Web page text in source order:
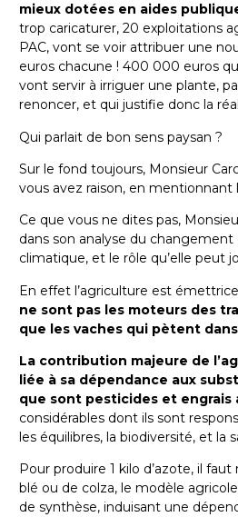
mieux dotées en aides
trop caricaturer, 20 exploitations
PAC, vont se voir attribuer une
euros chacune ! 400 000 euros
vont servir à irriguer une plante,
renoncer, et qui justifie donc la
Qui parlait de bon sens paysan ?
Sur le fond toujours, Monsieur
vous avez raison, en mentionnant
Ce que vous ne dites pas,
dans son analyse du
climatique, et le rôle qu’elle peut
En effet l’agriculture est
ne sont pas les moteurs des
que les vaches qui pètent
La contribution majeure de
liée à sa dépendance aux
que sont pesticides et engrais
considérables dont ils sont
les équilibres, la biodiversité, et la
Pour produire 1 kilo d’azote, il
blé ou de colza, le modèle
de synthèse, induisant une